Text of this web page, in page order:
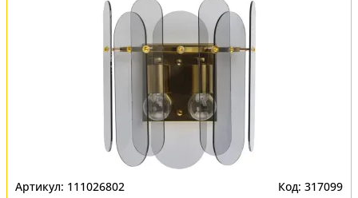
111026802 317099